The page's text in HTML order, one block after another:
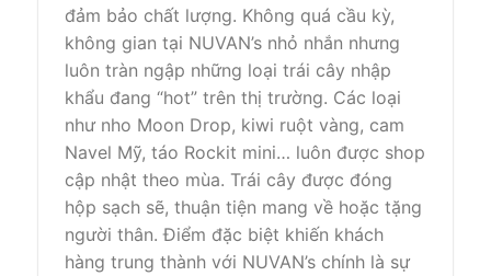
đảm bảo chất lượng. Không quá cầu kỳ,
không gian tại NUVAN’s nhỏ nhắn nhưng
luôn tràn ngập những loại trái cây nhập
khẩu đang “hot” trên thị trường. Các loại
như nho Moon Drop, kiwi ruột vàng, cam
Navel Mỹ, táo Rockit mini… luôn được shop
cập nhật theo mùa. Trái cây được đóng
hộp sạch sẽ, thuận tiện mang về hoặc tặng
người thân. Điểm đặc biệt khiến khách
hàng trung thành với NUVAN’s chính là sự